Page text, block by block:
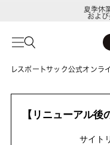
夏季休
およ
レスポートサック公式オンラ
【リニューアル後
サイト